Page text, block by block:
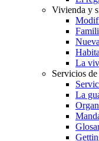
Vivienda y
La
Servicios
La